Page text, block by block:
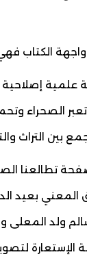
واجهة الكتاب
علمية
الصحراء
بين التراث
تطالعنا
بعيد
ولد
الإستعارة